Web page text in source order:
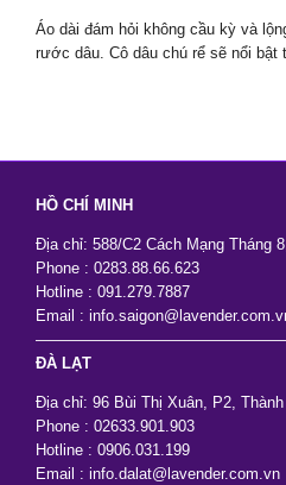
Áo dài đám hỏi không cầu kỳ và
rước dâu. Cô dâu chú rể sẽ nổi bật
HỒ CHÍ MINH
Địa chỉ: 588/C2 Cách Mạng Tháng
Phone : 0283.88.66.623
Hotline : 091.279.7887
Email :
ĐÀ LẠT
Địa chỉ: 96 Bùi Thị Xuân, P2,
Phone : 02633.901.903
Hotline : 0906.031.199
Email : info.dalat@lavender.com.vn